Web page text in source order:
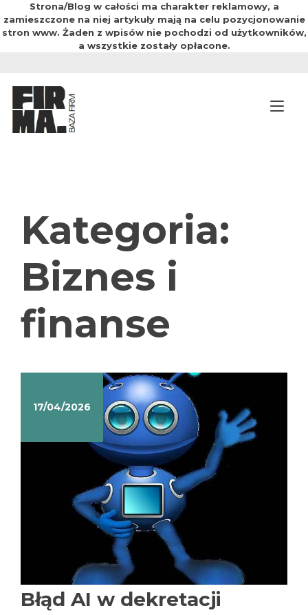
Strona/Blog w całości ma charakter reklamowy, a
zamieszczone na niej artykuły mają na celu pozycjonowanie
stron www. Żaden z wpisów nie pochodzi od użytkowników,
a wszystkie zostały opłacone.
treści
Kategoria:
Biznes i
finanse
17/04/2026
Błąd AI w dekretacji